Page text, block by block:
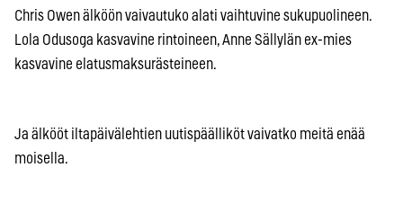
Chris Owen älköön vaivautuko alati vaihtuvine sukupuolineen.
Lola Odusoga kasvavine rintoineen, Anne Sällylän ex-mies
kasvavine elatusmaksurästeineen.
Ja älkööt iltapäivälehtien uutispäälliköt vaivatko meitä enää
moisella.